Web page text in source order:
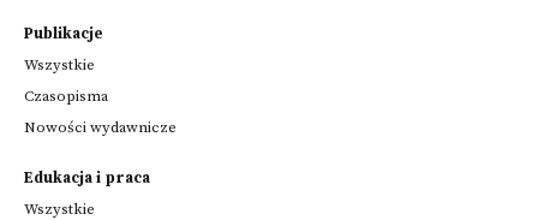
Publikacje
Wszystkie
Czasopisma
Nowości wydawnicze
Edukacja i praca
Wszystkie